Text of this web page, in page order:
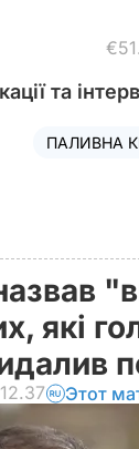
та
ПАЛИВНА
які
Этот